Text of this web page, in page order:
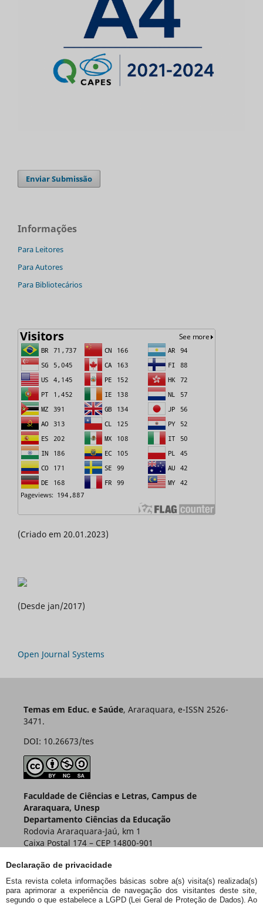
Declaração de privacidade
Esta revista coleta informações básicas sobre a(s) visita(s) realizada(s)
para aprimorar a experiência de navegação dos visitantes deste site,
segundo o que estabelece a LGPD (Lei Geral de Proteção de Dados). Ao
Enviar Submissão
Informações
Para Leitores
Para Autores
Para Bibliotecários
(Criado em 20.01.2023)
(Desde jan/2017)
Open Journal Systems
Temas em Educ. e Saúde, Araraquara, e-ISSN 2526-
3471.
DOI: 10.26673/tes
Faculdade de Ciências e Letras, Campus de
Araraquara, Unesp
Departamento Ciências da Educação
Rodovia Araraquara-Jaú, km 1
Caixa Postal 174 – CEP 14800-901